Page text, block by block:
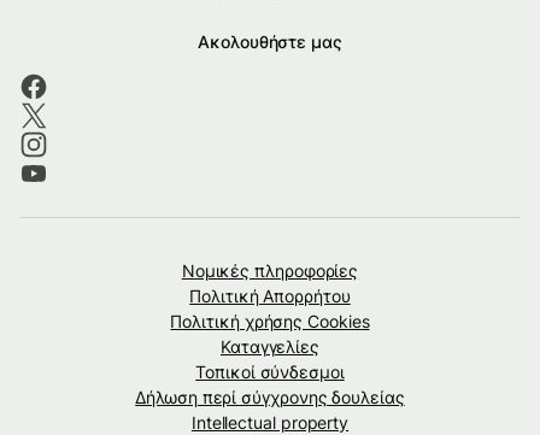
Ακολουθήστε μας
Νομικές πληροφορίες
Πολιτική Απορρήτου
Πολιτική χρήσης Cookies
Καταγγελίες
Τοπικοί σύνδεσμοι
Δήλωση περί σύγχρονης δουλείας
Intellectual property